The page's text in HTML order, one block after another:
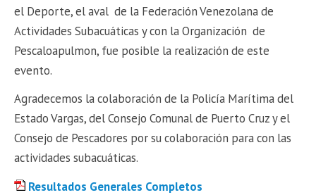
el Deporte, el aval de la Federación Venezolana de
Actividades Subacuáticas y con la Organización de
Pescaloapulmon, fue posible la realización de este
evento.
Agradecemos la colaboración de la Policía Marítima del
Estado Vargas, del Consejo Comunal de Puerto Cruz y el
Consejo de Pescadores por su colaboración para con las
actividades subacuáticas.
Resultados Generales Completos